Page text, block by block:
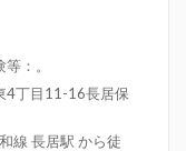
：。
4丁目11-16長居保
線 長居駅 から徒